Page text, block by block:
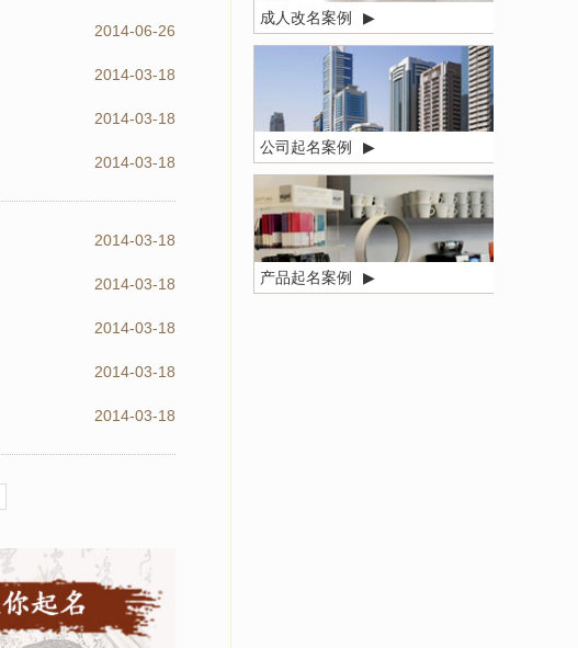
2014-06-26
2014-03-18
2014-03-18
2014-03-18
2014-03-18
2014-03-18
2014-03-18
2014-03-18
2014-03-18
成人改名案例 ▶
公司起名案例 ▶
产品起名案例 ▶